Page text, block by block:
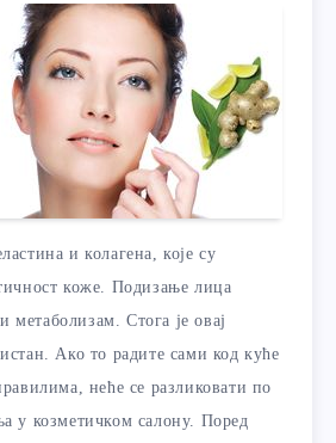
и колагена, које су
коже. Подизање лица
Стога је овај
Ако то радите сами код куће
неће се разликовати по
у козметичком салону. Поред